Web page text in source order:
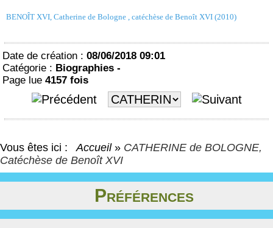
BENOÎT XVI, Catherine de Bologne , catéchèse de Benoît XVI (2010)
Date de création : 08/06/2018 09:01
Catégorie : Biographies -
Page lue 4157 fois
Vous êtes ici : Accueil » CATHERINE de BOLOGNE,
Catéchèse de Benoît XVI
Préférences